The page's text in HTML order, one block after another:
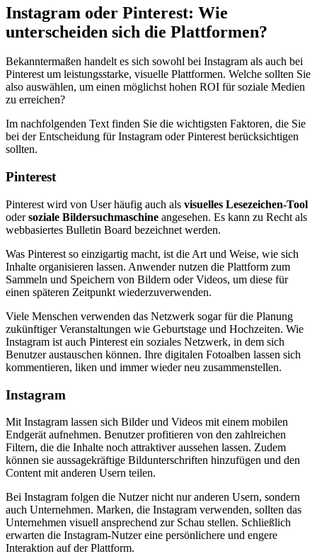
Instagram oder Pinterest: Wie
unterscheiden sich die Plattformen?
Bekanntermaßen handelt es sich sowohl bei Instagram als auch bei
Pinterest um leistungsstarke, visuelle Plattformen. Welche sollten Sie
also auswählen, um einen möglichst hohen ROI für soziale Medien
zu erreichen?
Im nachfolgenden Text finden Sie die wichtigsten Faktoren, die Sie
bei der Entscheidung für Instagram oder Pinterest berücksichtigen
sollten.
Pinterest
Pinterest wird von User häufig auch als visuelles Lesezeichen-Tool
odersoziale Bildersuchmaschine angesehen. Es kann zu Recht als
webbasiertes Bulletin Board bezeichnet werden.
Was Pinterest so einzigartig macht, ist die Art und Weise, wie sich
Inhalte organisieren lassen. Anwender nutzen die Plattform zum
Sammeln und Speichern von Bildern oder Videos, um diese für
einen späteren Zeitpunkt wiederzuverwenden.
Viele Menschen verwenden das Netzwerk sogar für die Planung
zukünftiger Veranstaltungen wie Geburtstage und Hochzeiten. Wie
Instagram ist auch Pinterest ein soziales Netzwerk, in dem sich
Benutzer austauschen können. Ihre digitalen Fotoalben lassen sich
kommentieren, liken und immer wieder neu zusammenstellen.
Instagram
Mit Instagram lassen sich Bilder und Videos mit einem mobilen
Endgerät aufnehmen. Benutzer profitieren von den zahlreichen
Filtern, die die Inhalte noch attraktiver aussehen lassen. Zudem
können sie aussagekräftige Bildunterschriften hinzufügen und den
Content mit anderen Usern teilen.
Bei Instagram folgen die Nutzer nicht nur anderen Usern, sondern
auch Unternehmen. Marken, die Instagram verwenden, sollten das
Unternehmen visuell ansprechend zur Schau stellen. Schließlich
erwarten die Instagram-Nutzer eine persönlichere und engere
Interaktion auf der Plattform.